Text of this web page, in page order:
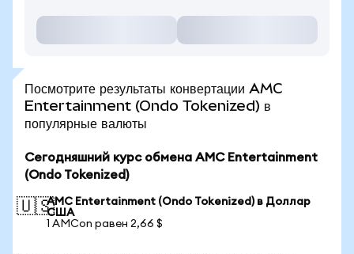
Посмотрите результаты конвертации AMC
Entertainment (Ondo Tokenized) в
популярные валюты
Сегодняшний курс обмена AMC Entertainment
(Ondo Tokenized)
🇺🇸AMC Entertainment (Ondo Tokenized) в Доллар
США
1 AMCon равен 2,66 $